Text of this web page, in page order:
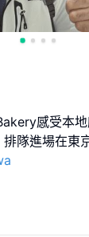
感受本
隊進場在東